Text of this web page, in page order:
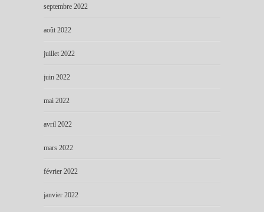
septembre 2022
août 2022
juillet 2022
juin 2022
mai 2022
avril 2022
mars 2022
février 2022
janvier 2022